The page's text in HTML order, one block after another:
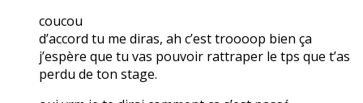
coucou
d’accord tu me diras, ah c’est troooop bien ça
j’espère que tu vas pouvoir rattraper le tps que t’as
perdu de ton stage.